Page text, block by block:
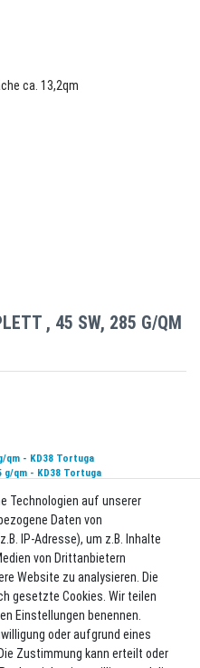
ca. 13,2qm
, 45 SW, 285 G/QM
qm - KD38 Tortuga
g/qm - KD38 Tortuga
Warenkorb
Technologien auf unserer
Daten von
IP-Adresse), um z.B. Inhalte
von Drittanbietern
Website zu analysieren. Die
gesetzte Cookies. Wir teilen
Einstellungen benennen.
oder aufgrund eines
Zustimmung kann erteilt oder